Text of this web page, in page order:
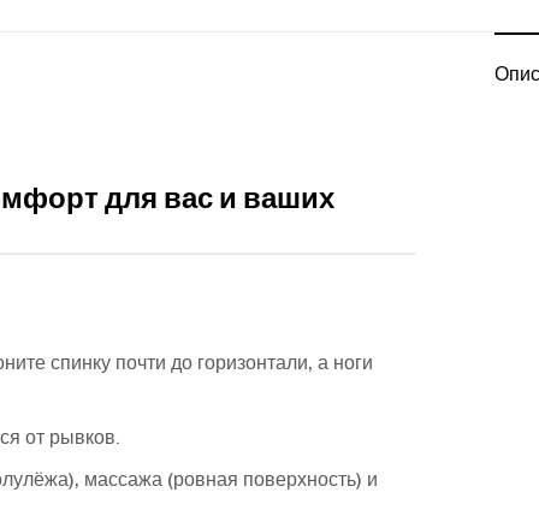
для вас и ваших
спинку почти до горизонтали, а ноги
от рывков.
массажа (ровная поверхность) и